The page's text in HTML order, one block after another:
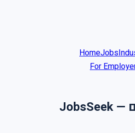
HomeJobs
For
חברת גיוס עובדים — JobsSeek